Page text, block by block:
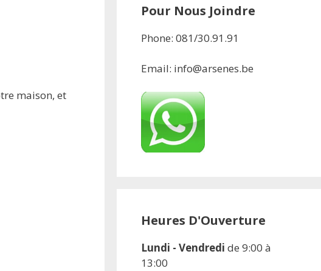
maison, et
Pour Nous Joindre
Phone: 081/30.91.91
Email: info@arsenes.be
Heures D'Ouverture
Lundi - Vendredi de 9:00 à
13:00